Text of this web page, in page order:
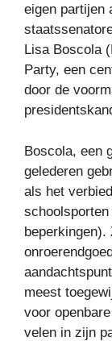
eigen partijen
Lisa Boscola
Party, een
door de
Boscola, een
gelederen
als het
beperkingen).
meest
voor
velen in zijn